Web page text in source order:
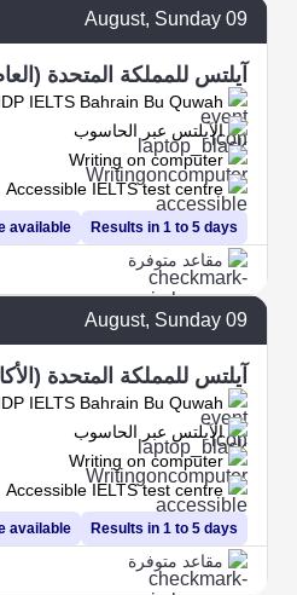
09
August, Sunday
آيلتس للمملكة المتحدة
IELTS Bahrain Bu Quwah
Results in 1 to 5 days
الآيلتس عبر الحاسوب
Writing on computer
available
Accessible IELTS test centre
مقاعد متوفرة
09
August, Sunday
آيلتس للمملكة المتحدة
IELTS Bahrain Bu Quwah
Results in 1 to 5 days
الآيلتس عبر الحاسوب
Writing on computer
available
Accessible IELTS test centre
مقاعد متوفرة